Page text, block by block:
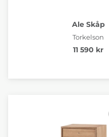
Ale Skåp
Torkelson
11 590 kr